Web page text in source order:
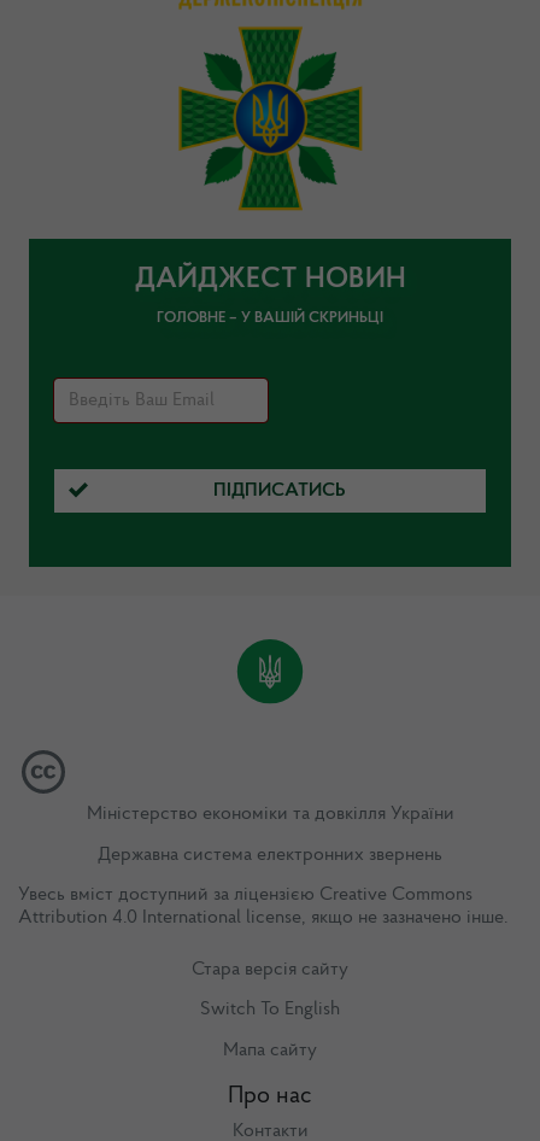
ДАЙДЖЕСТ НОВИН
ГОЛОВНЕ – У ВАШІЙ СКРИНЬЦІ
ПІДПИСАТИСЬ
Міністерство економіки та довкілля України
Державна система електронних звернень
Увесь вміст доступний за ліцензією Creative Commons
Attribution 4.0 International license, якщо не зазначено інше.
Стара версія сайту
Switch To English
Мапа сайту
Про нас
Контакти